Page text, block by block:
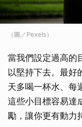
（圖／Pexels）
當我們設定過高的
以堅持下去。最好
天多喝一杯水、每
這些小目標容易達
勵，讓你更有動力